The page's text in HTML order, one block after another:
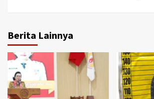
Berita Lainnya